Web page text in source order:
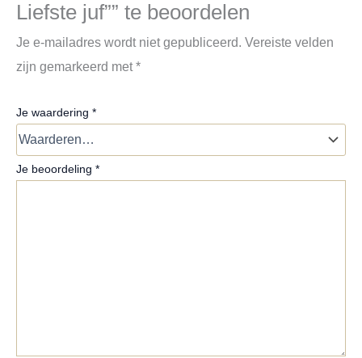
Liefste juf”” te beoordelen
Je e-mailadres wordt niet gepubliceerd. Vereiste velden
zijn gemarkeerd met*
Je waardering *
Je beoordeling *